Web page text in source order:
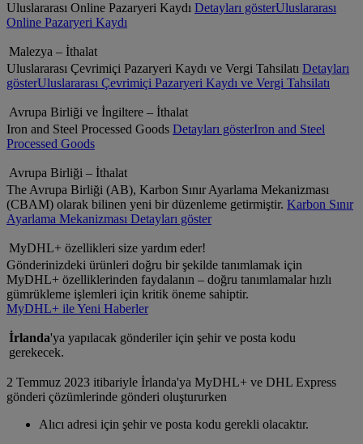
Uluslararası Online Pazaryeri Kaydı Detayları gösterUluslararası
Online Pazaryeri Kaydı
Malezya – İthalat
Uluslararası Çevrimiçi Pazaryeri Kaydı ve Vergi Tahsilatı Detayları
gösterUluslararası Çevrimiçi Pazaryeri Kaydı ve Vergi Tahsilatı
Avrupa Birliği ve İngiltere – İthalat
Iron and Steel Processed Goods Detayları gösterIron and Steel
Processed Goods
Avrupa Birliği – İthalat
The Avrupa Birliği (AB), Karbon Sınır Ayarlama Mekanizması
(CBAM) olarak bilinen yeni bir düzenleme getirmiştir. Karbon Sınır
Ayarlama Mekanizması Detayları göster
MyDHL+ özellikleri size yardım eder!
Gönderinizdeki ürünleri doğru bir şekilde tanımlamak için
MyDHL+ özelliklerinden faydalanın – doğru tanımlamalar hızlı
gümrükleme işlemleri için kritik öneme sahiptir.
MyDHL+ ile Yeni Haberler
İrlanda'ya yapılacak gönderiler için şehir ve posta kodu
gerekecek.
2 Temmuz 2023 itibariyle İrlanda'ya MyDHL+ ve DHL Express
gönderi çözümlerinde gönderi oluştururken
Alıcı adresi için şehir ve posta kodu gerekli olacaktır.